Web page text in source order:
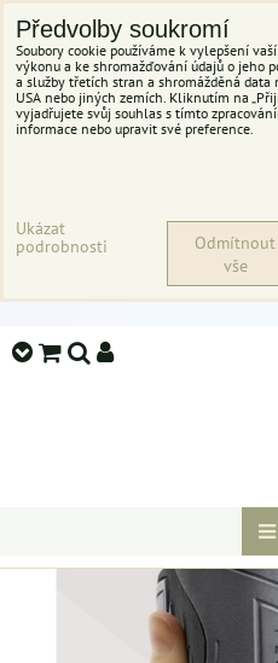
Předvolby soukromí
Soubory cookie používáme k vylepšení
výkonu a ke shromažďování údajů o jeho
a služby třetích stran a shromážděná data
USA nebo jiných zemích. Kliknutím na
vyjadřujete svůj souhlas s tímto
informace nebo upravit své preference.
Ukázat
podrobnosti
Odmítnout
vše